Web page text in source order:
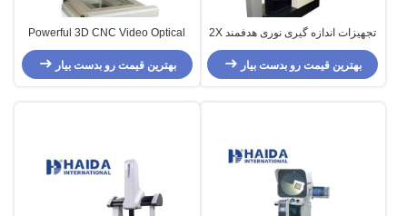
تجهیزات اندازه گیری نوری هدفمند 2X
، میکروسکوپ دیجیتال دقیق 2um
بهترین قیمت رو بدست بیار
Powerful 3D CNC Video Optical
Measurement Equipment With
0.7-4.5X Zoom Lens
بهترین قیمت رو بدست بیار